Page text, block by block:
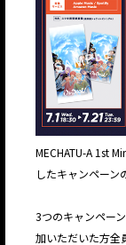
MECHATU-A 1st
したキャンペーン
3つのキャンペー
加いただいた方全